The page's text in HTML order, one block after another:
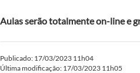
Aulas serão totalmente on-line e
Publicado: 17/03/2023 11h04
Última modificação: 17/03/2023 11h05